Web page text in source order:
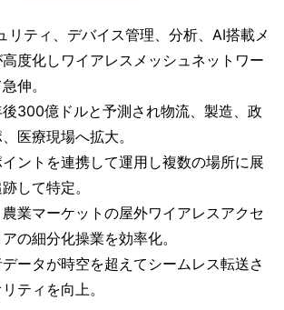
リティ、デバイス管理、分析、AI搭載メ
度化しワイアレスメッシュネットワー
伸。
300億ドルと予測され物流、製造、政
医療現場へ拡大。
ントを連携して運用し複数の場所に展
して特定。
業マーケットの屋外ワイアレスアクセ
の細分化操業を効率化。
ータが時空を超えてシームレス転送さ
ティを向上。